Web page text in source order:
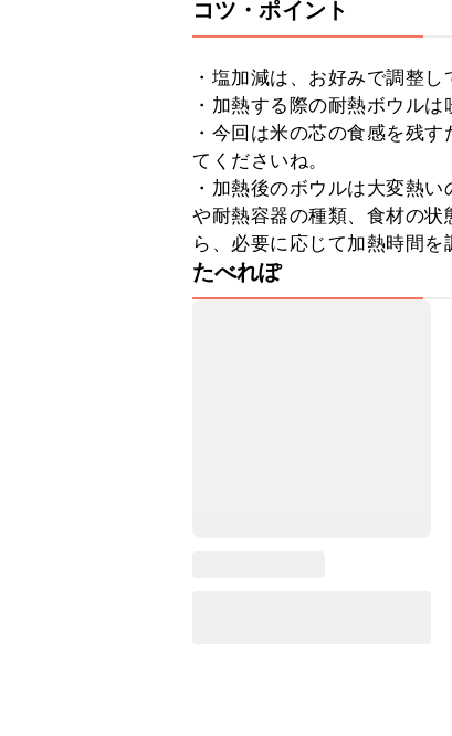
コツ・ポイント
・塩加減は、お好みで調整し
・加熱する際の耐熱ボウル
・今回は米の芯の食感を残
てくださいね。
・加熱後のボウルは大変熱
や耐熱容器の種類、食材の
ら、必要に応じて加熱時間を
たべれぽ